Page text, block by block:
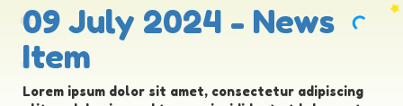
09 July 2024 - News
Item
Lorem ipsum dolor sit amet, consectetur adipiscing